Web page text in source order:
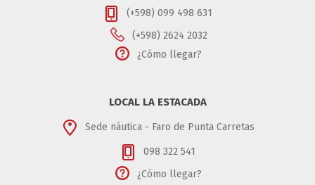
(+598) 099 498 631
(+598) 2624 2032
¿Cómo llegar?
LOCAL LA ESTACADA
Sede náutica - Faro de Punta Carretas
098 322 541
¿Cómo llegar?